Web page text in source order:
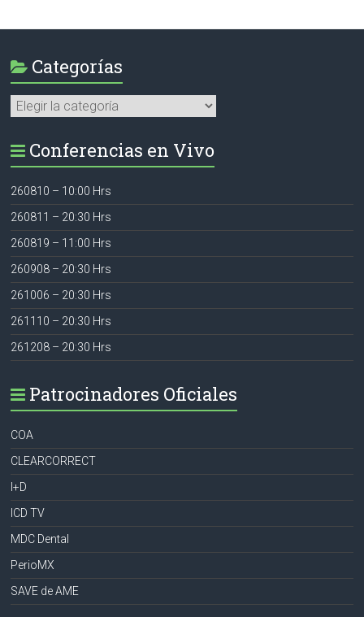
Categorías
Categorías
Conferencias en Vivo
260810 – 10:00 Hrs
260811 – 20:30 Hrs
260819 – 11:00 Hrs
260908 – 20:30 Hrs
261006 – 20:30 Hrs
261110 – 20:30 Hrs
261208 – 20:30 Hrs
Patrocinadores Oficiales
COA
CLEARCORRECT
I+D
ICD TV
MDC Dental
PerioMX
SAVE de AME